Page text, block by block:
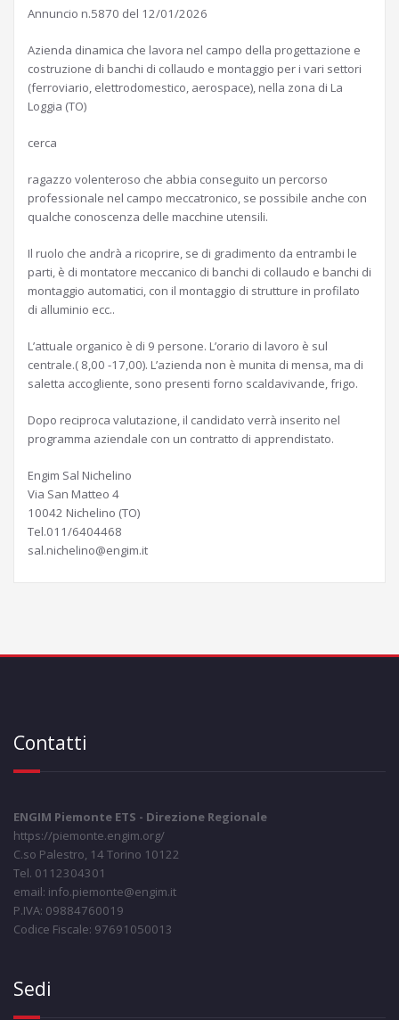
Annuncio n.5870 del 12/01/2026
Azienda dinamica che lavora nel campo della progettazione e
costruzione di banchi di collaudo e montaggio per i vari settori
(ferroviario, elettrodomestico, aerospace), nella zona di La
Loggia (TO)
cerca
ragazzo volenteroso che abbia conseguito un percorso
professionale nel campo meccatronico, se possibile anche con
qualche conoscenza delle macchine utensili.
Il ruolo che andrà a ricoprire, se di gradimento da entrambi le
parti, è di montatore meccanico di banchi di collaudo e banchi di
montaggio automatici, con il montaggio di strutture in profilato
di alluminio ecc..
L’attuale organico è di 9 persone. L’orario di lavoro è sul
centrale.( 8,00 -17,00). L’azienda non è munita di mensa, ma di
saletta accogliente, sono presenti forno scaldavivande, frigo.
Dopo reciproca valutazione, il candidato verrà inserito nel
programma aziendale con un contratto di apprendistato.
Engim Sal Nichelino
Via San Matteo 4
10042 Nichelino (TO)
Tel.011/6404468
sal.nichelino@engim.it
Contatti
ENGIM Piemonte ETS - Direzione Regionale
https://piemonte.engim.org/
C.so Palestro, 14 Torino 10122
Tel. 0112304301
email: info.piemonte@engim.it
P.IVA: 09884760019
Codice Fiscale: 97691050013
Sedi